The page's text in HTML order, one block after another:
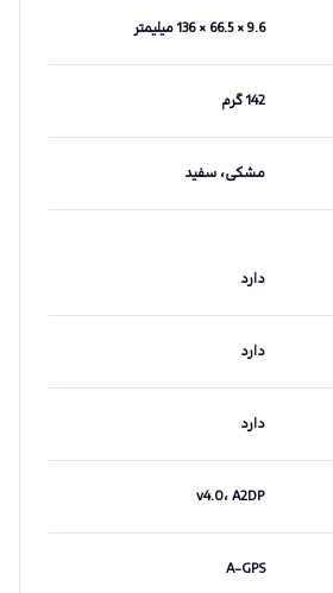
9.6 × 66.5 × 136 میلیمتر
142 گرم
مشکی، سفید
دارد
دارد
دارد
v4.0، A2DP
A-GPS